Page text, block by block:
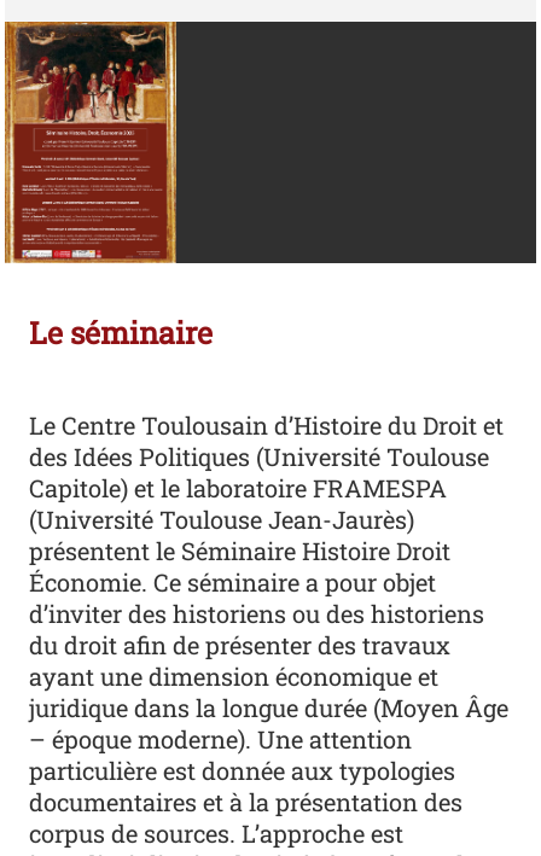
Le séminaire
Le Centre Toulousain d’Histoire du Droit et
des Idées Politiques (Université Toulouse
Capitole) et le laboratoire FRAMESPA
(Université Toulouse Jean-Jaurès)
présentent le Séminaire Histoire Droit
Économie. Ce séminaire a pour objet
d’inviter des historiens ou des historiens
du droit afin de présenter des travaux
ayant une dimension économique et
juridique dans la longue durée (Moyen Âge
– époque moderne). Une attention
particulière est donnée aux typologies
documentaires et à la présentation des
corpus de sources. L’approche est